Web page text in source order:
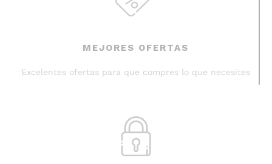
MEJORES OFERTAS
Excelentes ofertas para que compres lo que necesites